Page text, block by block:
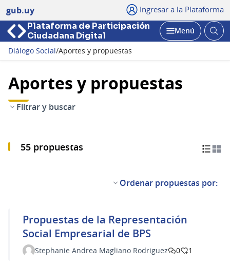
gub.uy Ingresar a la Plataforma
Plataforma de Participación
Ciudadana Digital
Abrir
Menú
Diálogo Social/Aportes y propuestas
Aportes y propuestas
Filtrar y buscar
55 propuestas
Ordenar propuestas por:
Propuestas de la Representación
Social Empresarial de BPS
Stephanie Andrea Magliano Rodriguez 0 1